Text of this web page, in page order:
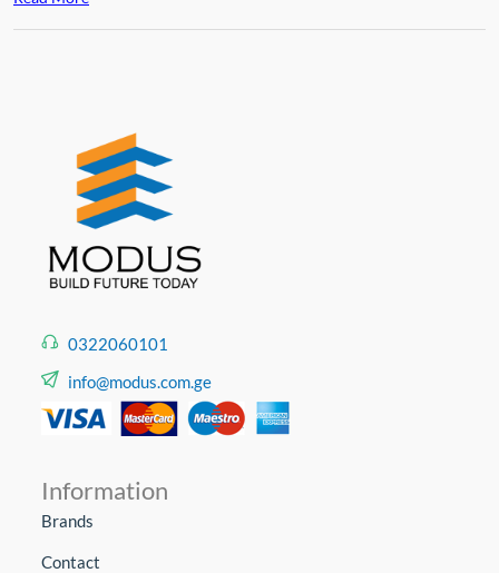
ინტერიერის შესაბამისად, სვადასხვა ფერის და
ფორმის სავარძლები, სავაძლებთან ერთად შეარჩევთ
0322060101
info@modus.com.ge
Information
Brands
Contact